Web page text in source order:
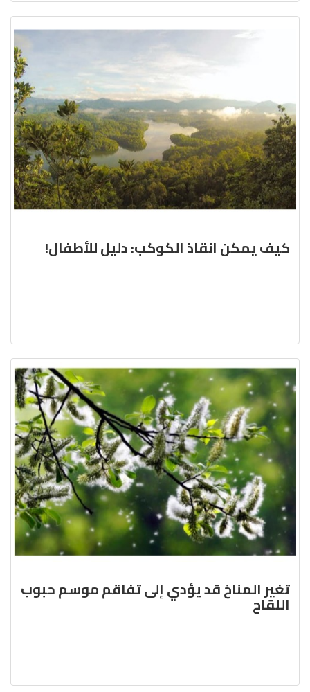
كيف يمكن انقاذ الكوكب: دليل للأطفال!
تغير المناخ قد يؤدي إلى تفاقم موسم حبوب
اللقاح